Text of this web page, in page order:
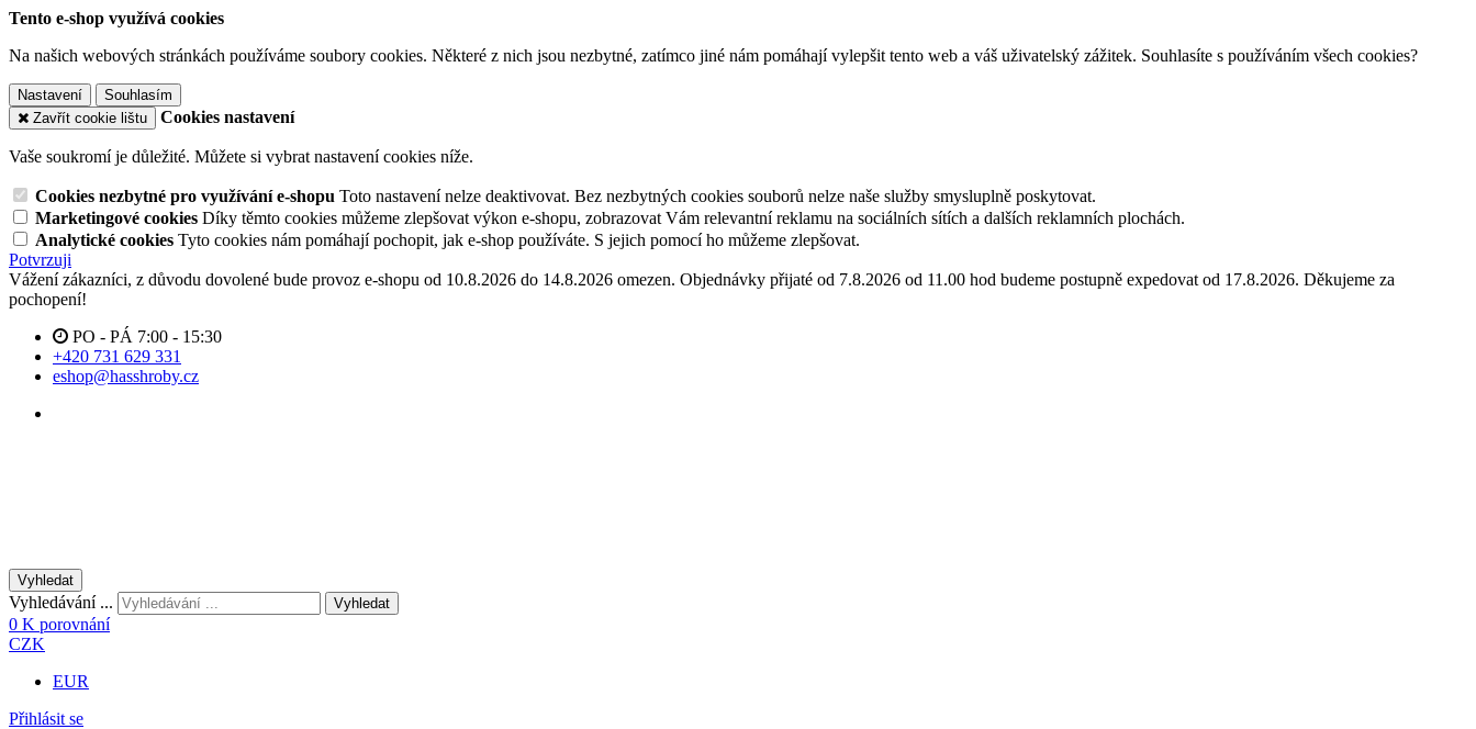
Tento e-shop využívá cookies
Na našich webových stránkách používáme soubory cookies. Některé z nich jsou nezbytné, zatímco jiné nám pomáhají vylepšit tento web a váš uživatelský zážitek. Souhlasíte s používáním všech cookies?
Nastavení
Souhlasím
Zavřít cookie lištu
Cookies nastavení
Vaše soukromí je důležité. Můžete si vybrat nastavení cookies níže.
Cookies nezbytné pro využívání e-shopu Toto nastavení nelze deaktivovat. Bez nezbytných cookies souborů nelze naše služby smysluplně poskytovat.
Marketingové cookies Díky těmto cookies můžeme zlepšovat výkon e-shopu, zobrazovat Vám relevantní reklamu na sociálních sítích a dalších reklamních plochách.
Analytické cookies Tyto cookies nám pomáhají pochopit, jak e-shop používáte. S jejich pomocí ho můžeme zlepšovat.
Potvrzuji
Vážení zákazníci, z důvodu dovolené bude provoz e-shopu od 10.8.2026 do 14.8.2026 omezen. Objednávky přijaté od 7.8.2026 od 11.00 hod budeme postupně expedovat od 17.8.2026. Děkujeme za
pochopení!
PO - PÁ 7:00 - 15:30
+420 731 629 331
eshop@hasshroby.cz
Vyhledat
Vyhledávání ... Vyhledat
0 K porovnání
CZK
EUR
Přihlásit se